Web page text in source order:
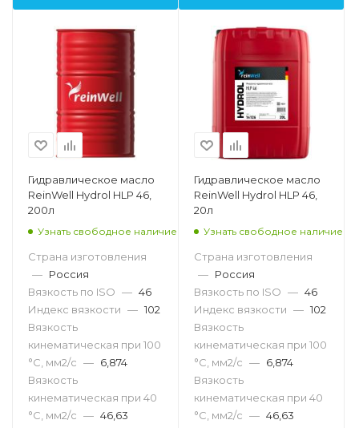
Гидравлическое масло
ReinWell Hydrol HLP 46,
200л
Узнать свободное наличие
Страна изготовления
— Россия
Вязкость по ISO — 46
Индекс вязкости — 102
Вязкость
кинематическая при 100
°С, мм2/с — 6,874
Вязкость
кинематическая при 40
°С, мм2/с — 46,63
Гидравлическое масло
ReinWell Hydrol HLP 46,
20л
Узнать свободное наличие
Страна изготовления
— Россия
Вязкость по ISO — 46
Индекс вязкости — 102
Вязкость
кинематическая при 100
°С, мм2/с — 6,874
Вязкость
кинематическая при 40
°С, мм2/с — 46,63